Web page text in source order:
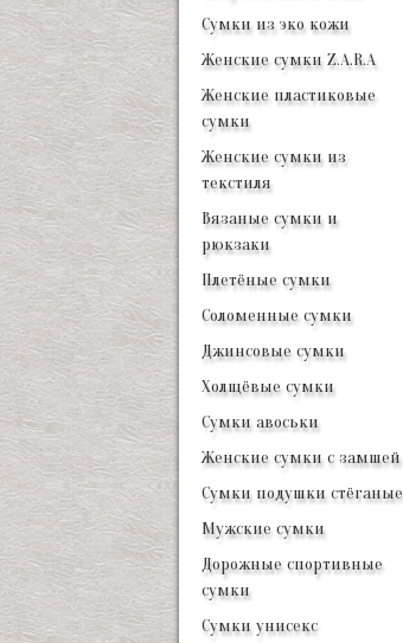
Сумки из эко кожи
Женские сумки Z.A.R.A
Женские пластиковые
сумки
Женские сумки из
текстиля
Вязаные сумки и
рюкзаки
Плетёные сумки
Соломенные сумки
Джинсовые сумки
Холщёвые сумки
Сумки авоськи
Женские сумки с замшей
Сумки подушки стёганые
Мужские сумки
Дорожные спортивные
сумки
Сумки унисекс